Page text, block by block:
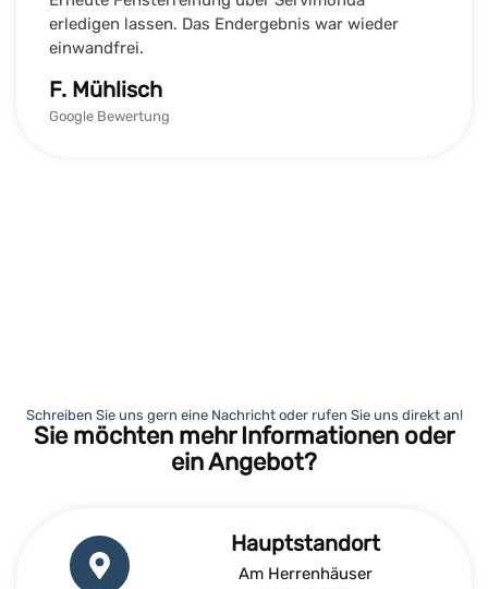
erledigen lassen. Das Endergebnis war wieder
einwandfrei.
F. Mühlisch
Google Bewertung
Schreiben Sie uns gern eine Nachricht oder rufen Sie uns direkt an!
Sie möchten mehr Informationen oder
ein Angebot?
Hauptstandort
Am Herrenhäuser